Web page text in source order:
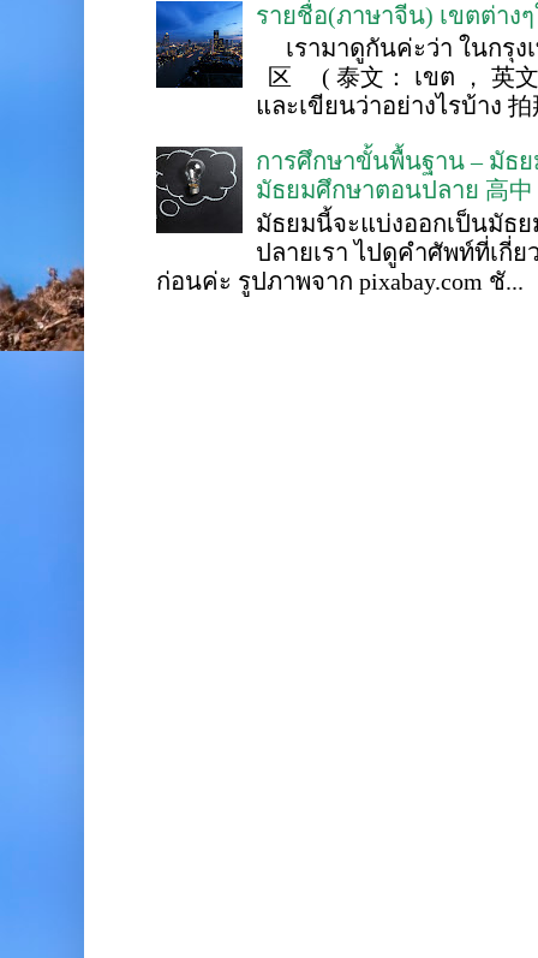
รายชื่อ(ภาษาจีน) เขตต่าง
เรามาดูกันค่ะว่า ในกรุง
区 ( 泰文： เขต ， 英
และเขียนว่าอย่างไรบ้าง 拍
การศึกษาขั้นพื้นฐาน – มัธ
มัธยมศึกษาตอนปลาย 高中
มัธยมนี้จะแบ่งออกเป็นมัธ
ปลายเรา ไปดูคำศัพท์ที่เกี่
ก่อนค่ะ รูปภาพจาก pixabay.com ชั...